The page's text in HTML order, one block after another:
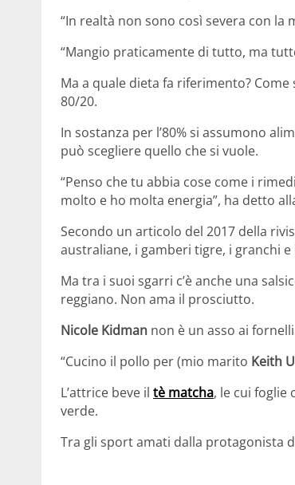
“In realtà non sono così severa con la
“Mangio praticamente di tutto, ma
Ma a quale dieta fa riferimento? Come
80/20.
In sostanza per l’80% si assumono
può scegliere quello che si vuole.
“Penso che tu abbia cose come i
molto e ho molta energia”, ha detto
Secondo un articolo del 2017 della
australiane, i gamberi tigre, i granchi e
Ma tra i suoi sgarri c’è anche una
reggiano. Non ama il prosciutto.
Nicole Kidman non è un asso ai
“Cucino il pollo per (mio marito Keith
L’attrice beve il tè matcha, le cui
verde.
Tra gli sport amati dalla protagonista